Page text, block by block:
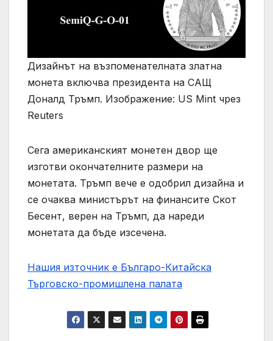
Дизайнът на възпоменателната златна
монета включва президента на САЩ
Доналд Тръмп. Изображение: US Mint чрез
Reuters
Сега американският монетен двор ще
изготви окончателните размери на
монетата. Тръмп вече е одобрил дизайна и
се очаква министърът на финансите Скот
Бесент, верен на Тръмп, да нареди
монетата да бъде изсечена.
Нашия източник е Българо-Китайска
Търговско-промишлена палaта